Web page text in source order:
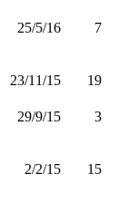
7
25/5/16
19
23/11/15
3
29/9/15
15
2/2/15